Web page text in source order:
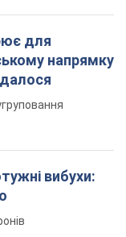
для
напрямку
вибухи: